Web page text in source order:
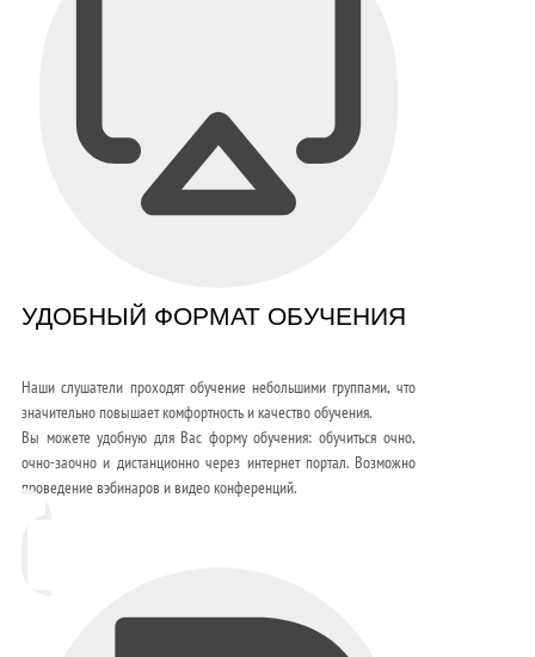
УДОБНЫЙ ФОРМАТ ОБУЧЕНИЯ
Наши слушатели проходят обучение небольшими группами, что
значительно повышает комфортность и качество обучения.
Вы можете удобную для Вас форму обучения: обучиться очно,
очно-заочно и дистанционно через интернет портал. Возможно
проведение вэбинаров и видео конференций.